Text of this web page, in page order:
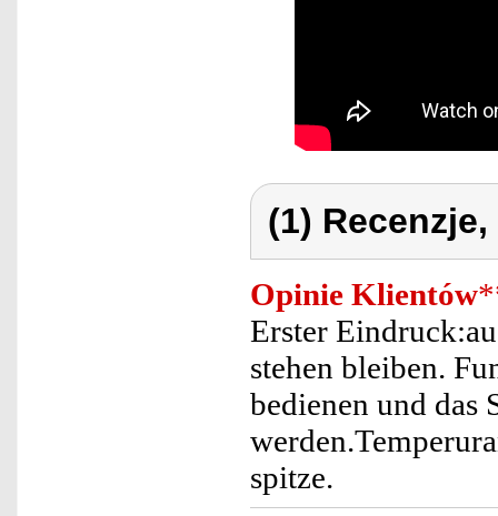
(1)
Opinie Klientów
Erster
stehen bleiben.
bedienen und
spitze.